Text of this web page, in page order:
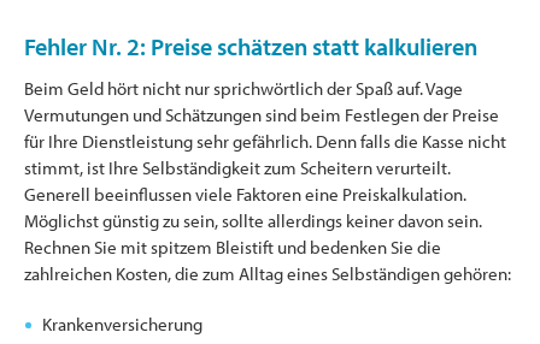
Fehler Nr. 2: Preise schätzen statt kalkulieren
Beim Geld hört nicht nur sprichwörtlich der Spaß auf. Vage
Vermutungen und Schätzungen sind beim Festlegen der Preise
für Ihre Dienstleistung sehr gefährlich. Denn falls die Kasse nicht
stimmt, ist Ihre Selbständigkeit zum Scheitern verurteilt.
Generell beeinflussen viele Faktoren eine Preiskalkulation.
Möglichst günstig zu sein, sollte allerdings keiner davon sein.
Rechnen Sie mit spitzem Bleistift und bedenken Sie die
zahlreichen Kosten, die zum Alltag eines Selbständigen gehören:
Krankenversicherung